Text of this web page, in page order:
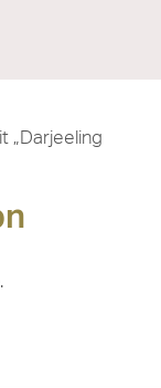
„Darjeeling